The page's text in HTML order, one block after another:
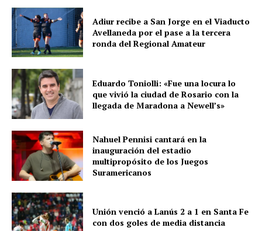
Adiur recibe a San Jorge en el Viaducto
Avellaneda por el pase a la tercera
ronda del Regional Amateur
Eduardo Toniolli: «Fue una locura lo
que vivió la ciudad de Rosario con la
llegada de Maradona a Newell’s»
Nahuel Pennisi cantará en la
inauguración del estadio
multipropósito de los Juegos
Suramericanos
Unión venció a Lanús 2 a 1 en Santa Fe
con dos goles de media distancia